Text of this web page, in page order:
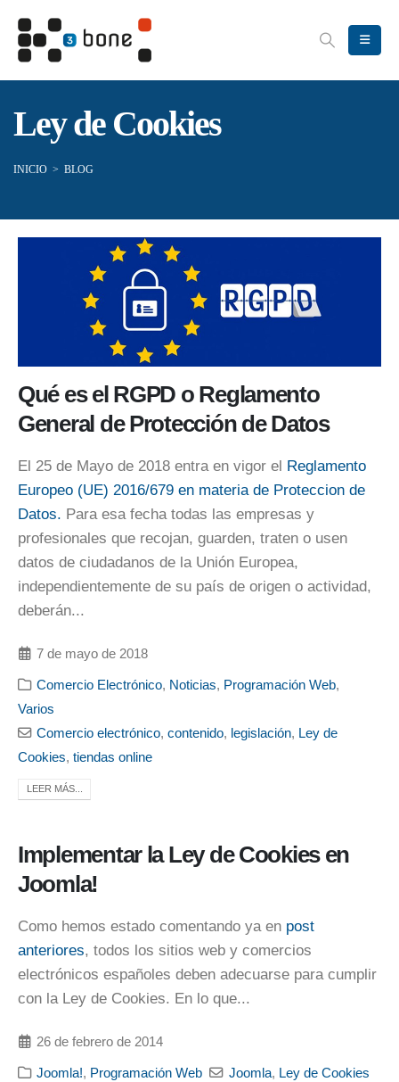
Ley de Cookies
INICIO > BLOG
Qué es el RGPD o Reglamento
General de Protección de Datos
El 25 de Mayo de 2018 entra en vigor el Reglamento
Europeo (UE) 2016/679 en materia de Proteccion de
Datos. Para esa fecha todas las empresas y
profesionales que recojan, guarden, traten o usen
datos de ciudadanos de la Unión Europea,
independientemente de su país de origen o actividad,
deberán...
7 de mayo de 2018
Comercio Electrónico, Noticias, Programación Web,
Varios
Comercio electrónico,contenido, legislación, Ley de
Cookies, tiendas online
LEER MÁS...
Implementar la Ley de Cookies en
Joomla!
Como hemos estado comentando ya en post
anteriores, todos los sitios web y comercios
electrónicos españoles deben adecuarse para cumplir
con la Ley de Cookies. En lo que...
26 de febrero de 2014
Joomla!, Programación Web Joomla, Ley de Cookies